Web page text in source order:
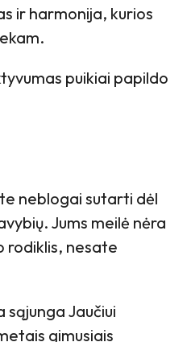
ir harmonija, kurios
puikiai papildo
neblogai sutarti dėl
Jums meilė nėra
rodiklis, nesate
sąjunga Jaučiui
gimusiais